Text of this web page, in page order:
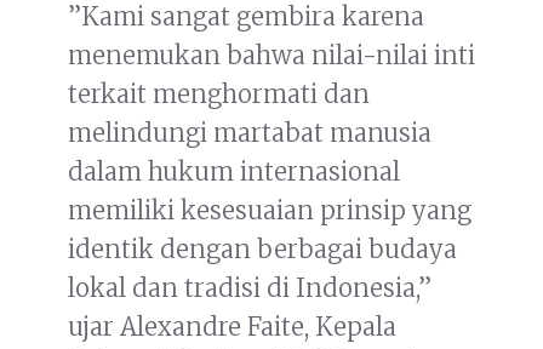
”Kami sangat gembira karena
menemukan bahwa nilai-nilai inti
terkait menghormati dan
melindungi martabat manusia
dalam hukum internasional
memiliki kesesuaian prinsip yang
identik dengan berbagai budaya
lokal dan tradisi di Indonesia,”
ujar Alexandre Faite, Kepala